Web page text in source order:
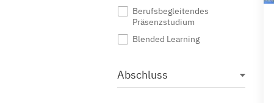
Berufsbegleitendes
Präsenzstudium
Blended Learning
Abschluss